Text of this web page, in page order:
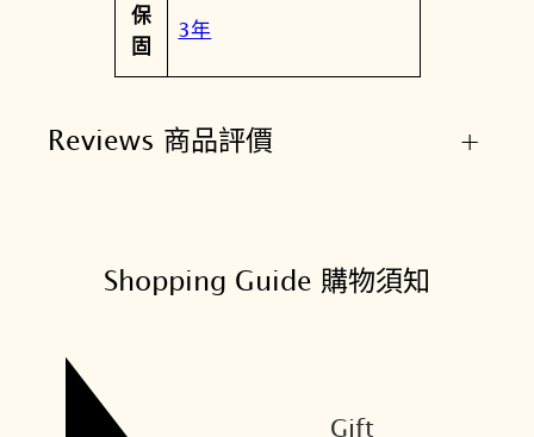
保
固
3年
Reviews 商品評價 +
Shopping Guide 購物須知
Gift